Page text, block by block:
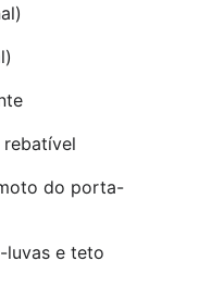
do porta-
luvas e teto